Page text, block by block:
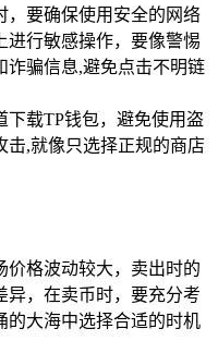
，要确保使用安全的网络
进行敏感操作，要像警惕
诈骗信息,避免点击不明链
下载TP钱包，避免使用盗
击,就像只选择正规的商店
价格波动较大，卖出时的
异，在卖币时，要充分考
的大海中选择合适的时机